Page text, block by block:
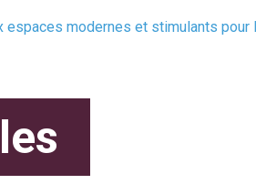
espaces modernes et stimulants